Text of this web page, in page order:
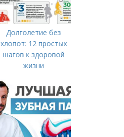
Долголетие без
хлопот: 12 простых
шагов к здоровой
жизни